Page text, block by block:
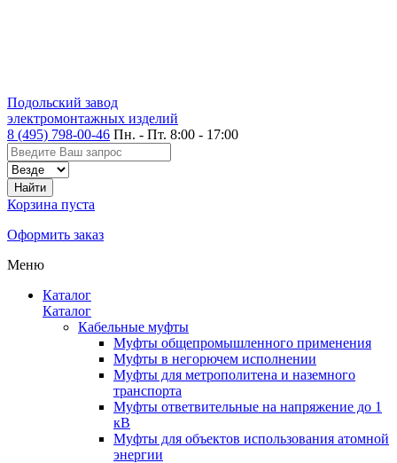
Подольский завод
электромонтажных изделий
8 (495) 798-00-46 Пн. - Пт. 8:00 - 17:00
Корзина пуста
Оформить заказ
Меню
Каталог
Каталог
Кабельные муфты
Муфты общепромышленного применения
Муфты в негорючем исполнении
Муфты для метрополитена и наземного
транспорта
Муфты ответвительные на напряжение до 1
кВ
Муфты для объектов использования атомной
энергии